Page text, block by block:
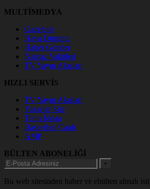
MULTİMEDYA
Gazeteler
Hava Durumu
Haber Gönder
Namaz Vakitleri
TV Yayın Akışları
HIZLI SERVİS
TV Yayın Akışları
Yazarlar Site
Tenis İddaa
Basketbol Canlı
AMP
BÜLTEN ABONELİĞİ
+
Bu web sitesinden haber ve ebülten almak